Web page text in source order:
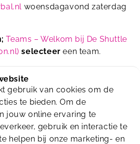
woensdagavond zaterdag
Teams – Welkom bij De Shuttle
selecteer een team.
Wormer
mail voor meer
donderdagmiddag.
gebruik van cookies om de
te bieden. Om de
jouw online ervaring te
gebruik en interactie te
helpen bij onze marketing- en